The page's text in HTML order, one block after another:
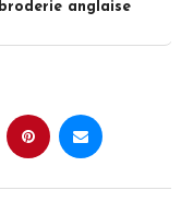
broderie anglaise